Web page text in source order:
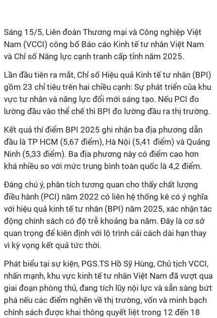
Sáng 15/5, Liên đoàn Thương mại và Công nghiệp Việt
Nam (VCCI) công bố Báo cáo Kinh tế tư nhân Việt Nam
và Chỉ số Năng lực cạnh tranh cấp tỉnh năm 2025.
Lần đầu tiên ra mắt, Chỉ số Hiệu quả Kinh tế tư nhân (BPI)
gồm 23 chỉ tiêu trên hai chiều cạnh: Sự phát triển của khu
vực tư nhân và năng lực đổi mới sáng tạo. Nếu PCI đo
lường đầu vào thể chế thì BPI đo lường đầu ra thị trường.
Kết quả thí điểm BPI 2025 ghi nhận ba địa phương dẫn
đầu là TP HCM (5,67 điểm), Hà Nội (5,41 điểm) và Quảng
Ninh (5,33 điểm). Ba địa phương này có điểm cao hơn
khá nhiều so với mức trung bình toàn quốc là 4,2 điểm.
Đáng chú ý, phân tích tương quan cho thấy chất lượng
điều hành (PCI) năm 2022 có liên hệ thống kê có ý nghĩa
với hiệu quả kinh tế tư nhân (BPI) năm 2025, xác nhận tác
động chính sách có độ trễ khoảng ba năm. Đây là cơ sở
quan trọng để kiên định với lộ trình cải cách dài hạn thay
vì kỳ vọng kết quả tức thời.
Phát biểu tại sự kiện, PGS.TS Hồ Sỹ Hùng, Chủ tịch VCCI,
nhấn mạnh, khu vực kinh tế tư nhân Việt Nam đã vượt qua
giai đoạn phòng thủ, đang tích lũy nội lực và sẵn sàng bứt
phá nếu các điểm nghẽn về thị trường, vốn và minh bạch
chính sách được khai thông quyết liệt trong 12 đến 18